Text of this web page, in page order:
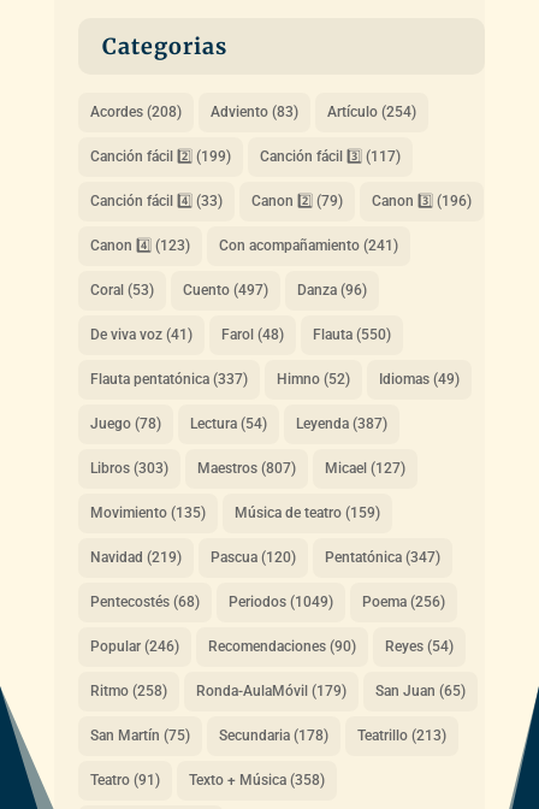
Categorias
Acordes(208) Adviento(83) Artículo(254)
Canción fácil 2️⃣ (199) Canción fácil 3️⃣ (117)
Canción fácil 4️⃣ (33) Canon 2️⃣ (79) Canon 3️⃣ (196)
Canon 4️⃣ (123) Con acompañamiento(241)
Coral (53) Cuento(497) Danza(96)
De viva voz(41) Farol (48) Flauta(550)
Flauta pentatónica(337) Himno(52) Idiomas(49)
Juego(78) Lectura(54) Leyenda(387)
Libros(303) Maestros(807) Micael (127)
Movimiento(135) Música de teatro(159)
Navidad (219) Pascua(120) Pentatónica(347)
Pentecostés(68) Periodos(1049) Poema(256)
Popular(246) Recomendaciones(90) Reyes(54)
Ritmo(258) Ronda-AulaMóvil (179) San Juan (65)
San Martín (75) Secundaria(178) Teatrillo(213)
Teatro(91) Texto + Música(358)